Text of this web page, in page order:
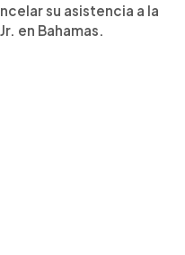
su asistencia a la
en Bahamas.